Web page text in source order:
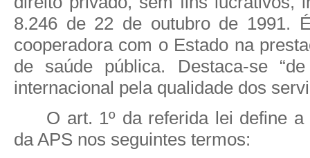
8.246 de 22 de outubro de 1991.
cooperadora com o Estado na
de saúde pública. Destaca-se “de
internacional pela qualidade dos
O art. 1º da referida lei define
da APS nos seguintes termos: